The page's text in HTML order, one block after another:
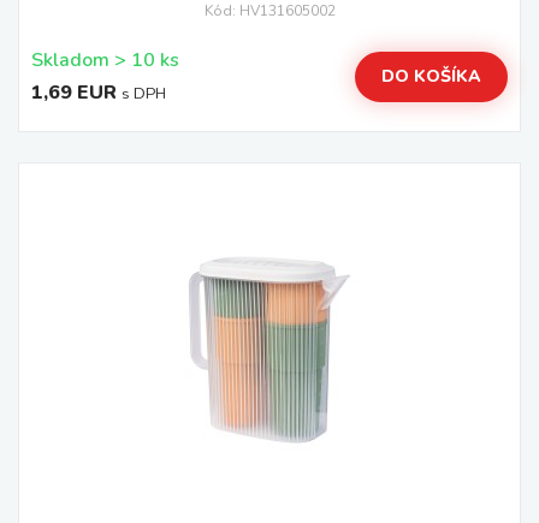
Kód: HV131605002
Skladom > 10 ks
1,69 EUR s DPH
DO KOŠÍKA